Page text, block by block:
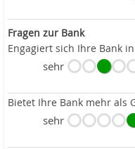
Fragen zur Bank
Engagiert sich Ihre Bank
sehr
Bietet Ihre Bank mehr als
sehr